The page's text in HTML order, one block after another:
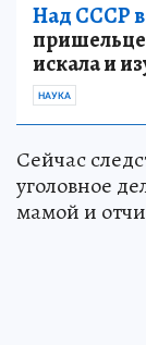
Над СССР
искала и
НАУКА
Сейчас
уголовное
мамой и